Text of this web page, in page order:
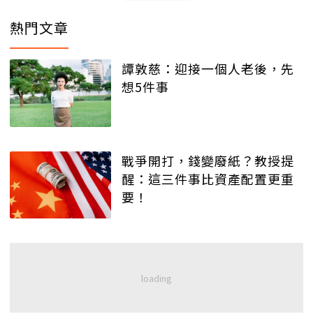
熱門文章
譚敦慈：迎接一個人老後，先
想5件事
戰爭開打，錢變廢紙？教授提
醒：這三件事比資產配置更重
要！